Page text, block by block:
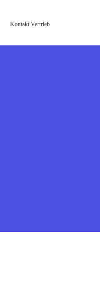
Kontakt Vertrieb